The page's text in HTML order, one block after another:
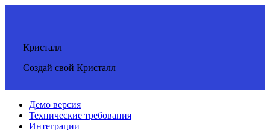
Кристалл
Создай свой Кристалл
Демо версия
Технические требования
Интеграции